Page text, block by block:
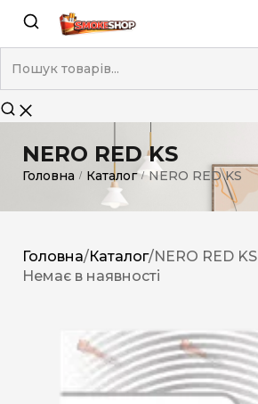
NERO RED KS
Головна / Каталог / NERO RED KS
Головна/Каталог/NERO RED KS
Немає в наявності